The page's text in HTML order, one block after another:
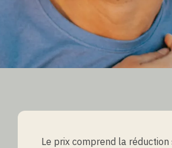
Le prix comprend la réduction